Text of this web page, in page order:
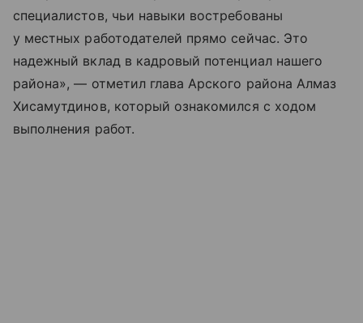
специалистов, чьи навыки востребованы
у местных работодателей прямо сейчас. Это
надежный вклад в кадровый потенциал нашего
района», — отметил глава Арского района Алмаз
Хисамутдинов, который ознакомился с ходом
выполнения работ.